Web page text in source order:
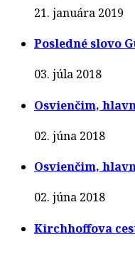
21. januára 2019
Posledné slovo
03. júla 2018
Osvienčim,
02. júna 2018
Osvienčim,
02. júna 2018
Kirchhoffova